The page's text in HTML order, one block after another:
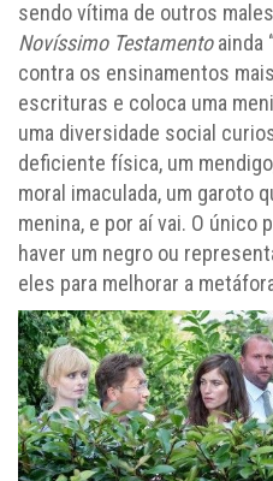
sendo vítima de outros
Novíssimo Testamentoainda
contra os ensinamentos
escrituras e coloca uma
uma diversidade social
deficiente física, um
moral imaculada, um garoto
menina, e por aí vai. O único
haver um negro ou
eles para melhorar a